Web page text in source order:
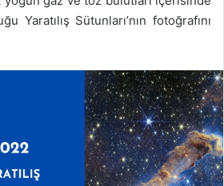
Yaratılış Sütunları’nın fotoğrafını